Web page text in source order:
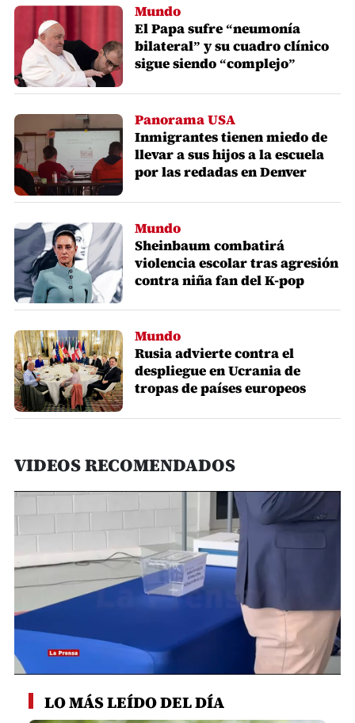
Mundo
El Papa sufre “neumonía
bilateral” y su cuadro clínico
sigue siendo “complejo”
Panorama USA
Inmigrantes tienen miedo de
llevar a sus hijos a la escuela
por las redadas en Denver
Mundo
Sheinbaum combatirá
violencia escolar tras agresión
contra niña fan del K-pop
Mundo
Rusia advierte contra el
despliegue en Ucrania de
tropas de países europeos
VIDEOS RECOMENDADOS
secondsLO MÁS LEÍDO DEL DÍA